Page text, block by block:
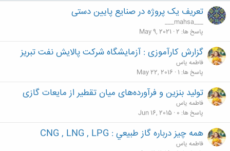
تعریف یک پروژه در صنایع پایین دستی
___mahsa___
پاسخ ها 2
May 9, 2021
گزارش کارآموزی : آزمایشگاه شرکت پالایش نفت تبریز
فاطمه یاس
پاسخ ها 1
May 22, 2016
تولید بنزین و فرآورده‌های میان تقطیر از مایعات گازی
فاطمه یاس
پاسخ ها 0
Jun 16, 2015
همه چيز درباره گاز طبيعي : CNG , LNG , LPG
فاطمه یاس